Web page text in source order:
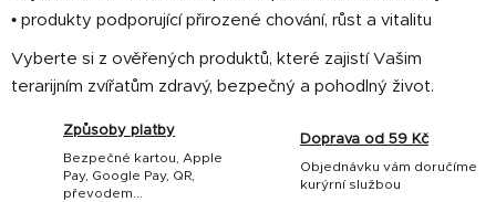
• produkty podporující přirozené chování, růst a vitalitu
Vyberte si z ověřených produktů, které zajistí Vašim
terarijním zvířatům zdravý, bezpečný a pohodlný život.
Způsoby platby
Bezpečné kartou, Apple
Pay, Google Pay, QR,
převodem...
Doprava od 59 Kč
Objednávku vám doručíme
kurýrní službou